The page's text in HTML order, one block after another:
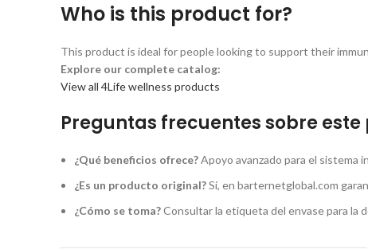
Who is this product for?
This product is ideal for people looking to support their
Explore our complete catalog:
View all 4Life wellness products
Preguntas frecuentes sobre
¿Qué beneficios ofrece?Apoyo avanzado para el sistema
¿Es un producto original?Sí, en barternetglobal.com
¿Cómo se toma?Consultar la etiqueta del envase para la